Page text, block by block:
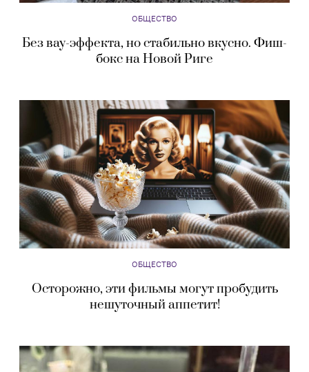
ОБЩЕСТВО
Без вау-эффекта, но стабильно вкусно. Фиш-
бокс на Новой Риге
ОБЩЕСТВО
Осторожно, эти фильмы могут пробудить
нешуточный аппетит!